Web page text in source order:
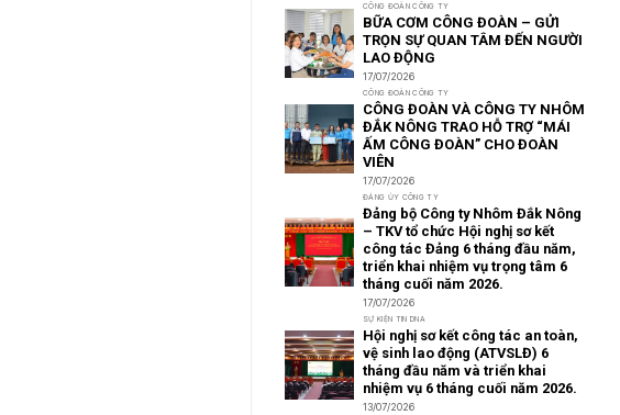
CÔNG ĐOÀN CÔNG TY
BỮA CƠM CÔNG ĐOÀN – GỬI
TRỌN SỰ QUAN TÂM ĐẾN NGƯỜI
LAO ĐỘNG
17/07/2026
CÔNG ĐOÀN CÔNG TY
CÔNG ĐOÀN VÀ CÔNG TY NHÔM
ĐẮK NÔNG TRAO HỖ TRỢ “MÁI
ẤM CÔNG ĐOÀN” CHO ĐOÀN
VIÊN
17/07/2026
ĐẢNG ỦY CÔNG TY
Đảng bộ Công ty Nhôm Đắk Nông
– TKV tổ chức Hội nghị sơ kết
công tác Đảng 6 tháng đầu năm,
triển khai nhiệm vụ trọng tâm 6
tháng cuối năm 2026.
17/07/2026
SỰ KIỆN TIN DNA
Hội nghị sơ kết công tác an toàn,
vệ sinh lao động (ATVSLĐ) 6
tháng đầu năm và triển khai
nhiệm vụ 6 tháng cuối năm 2026.
13/07/2026